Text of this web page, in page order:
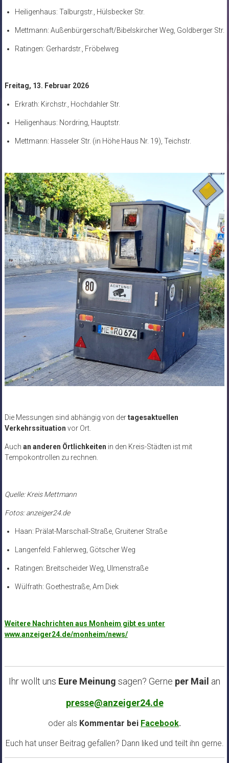
Heiligenhaus: Talburgstr., Hülsbecker Str.
Mettmann: Außenbürgerschaft/Bibelskircher Weg, Goldberger Str.
Ratingen: Gerhardstr., Fröbelweg
Freitag, 13. Februar 2026
Erkrath: Kirchstr., Hochdahler Str.
Heiligenhaus: Nordring, Hauptstr.
Mettmann: Hasseler Str. (in Höhe Haus Nr. 19), Teichstr.
Die Messungen sind abhängig von dertagesaktuellen
Verkehrssituation vor Ort.
Auch an anderen Örtlichkeiten in den Kreis-Städten ist mit
Tempokontrollen zu rechnen.
Quelle: Kreis Mettmann
Fotos: anzeiger24.de
Haan: Prälat-Marschall-Straße, Gruitener Straße
Langenfeld: Fahlerweg, Götscher Weg
Ratingen: Breitscheider Weg, Ulmenstraße
Wülfrath: Goethestraße, Am Diek
Weitere Nachrichten aus Monheim gibt es unter
www.anzeiger24.de/monheim/news/
Ihr wollt uns Eure Meinung sagen? Gerne per Mail an
presse@anzeiger24.de
oder als Kommentar bei Facebook.
Euch hat unser Beitrag gefallen? Dann liked und teilt ihn gerne.